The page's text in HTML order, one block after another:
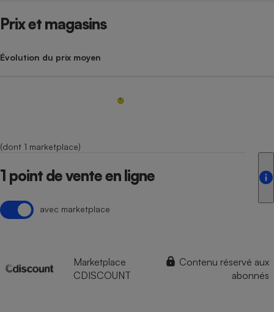
Prix et magasins
Évolution du prix moyen
(dont 1 marketplace)
1 point de vente en ligne
avec marketplace
Marketplace
CDISCOUNT
Contenu réservé aux
abonnés